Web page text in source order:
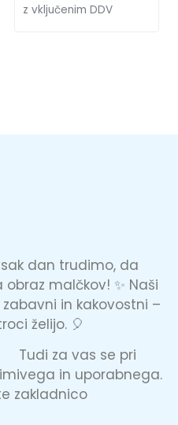
z vključenim DDV
dan trudimo, da
malčkov! ✨ Naši
zabavni in kakovostni –
želijo. 🎈
Tudi za vas se pri
in uporabnega.
zakladnico